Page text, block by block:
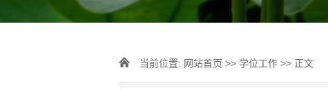
当前位置: 网站首页 >> 学位工作 >> 正文